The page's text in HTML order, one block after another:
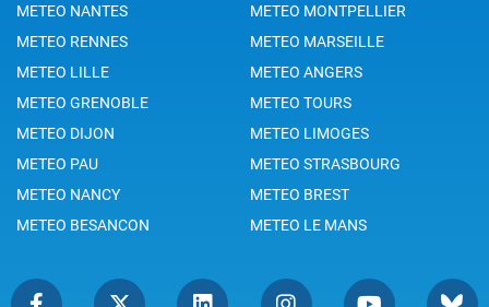
METEO NANTES
METEO MONTPELLIER
METEO RENNES
METEO MARSEILLE
METEO LILLE
METEO ANGERS
METEO GRENOBLE
METEO TOURS
METEO DIJON
METEO LIMOGES
METEO PAU
METEO STRASBOURG
METEO NANCY
METEO BREST
METEO BESANCON
METEO LE MANS